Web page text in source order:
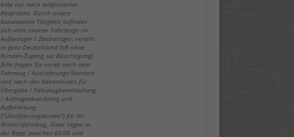
bitte nur nach telefonischer
Absprache. Durch unsere
bundesweite Tätigkeit, befinden
sich viele unserer Fahrzeuge im
Außenlager / Zentrallager, verteilt
in ganz Deutschland (oft ohne
Kunden-Zugang zur Besichtigung).
Bitte fragen Sie vorab nach dem
Fahrzeug / Auslieferungs-Standort
und nach den Nebenkosten für
Übergabe / Fahrzeugbereitstellung
/ Auftragsabwicklung und
Aufbereitung
("Überführungskosten") für Ihr
Wunschfahrzeug. Diese liegen in
der Regel zwischen 60,00 und